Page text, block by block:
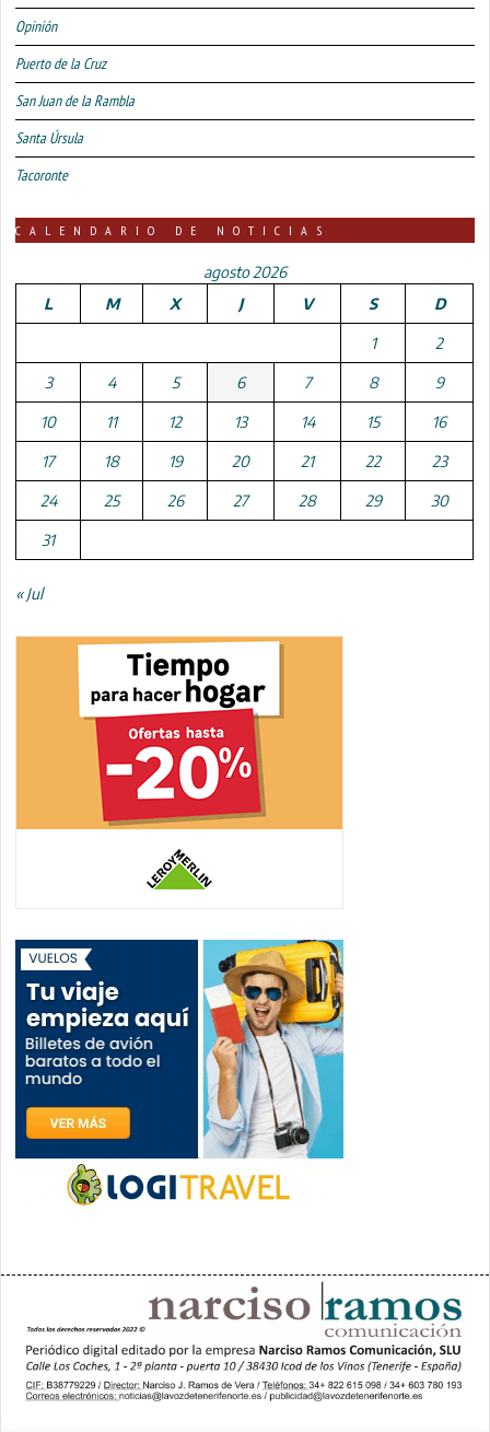
Opinión
Puerto de la Cruz
San Juan de la Rambla
Santa Úrsula
Tacoronte
CALENDARIO DE NOTICIAS
agosto 2026
L
M X J V S D
1 2
3 4 5 6 7 8 9
10 11 12 13 14 15 16
17 18 19 20 21 22 23
24 25 26 27 28 29 30
31
« Jul